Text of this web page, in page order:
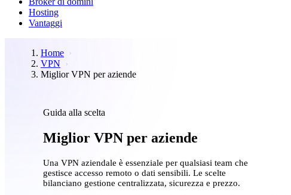
Hosting
Vantaggi
Home
VPN
Miglior VPN per aziende
Guida alla scelta
Miglior VPN per aziende
Una VPN aziendale è essenziale per qualsiasi team che
gestisce accesso remoto o dati sensibili. Le scelte
bilanciano gestione centralizzata, sicurezza e prezzo.